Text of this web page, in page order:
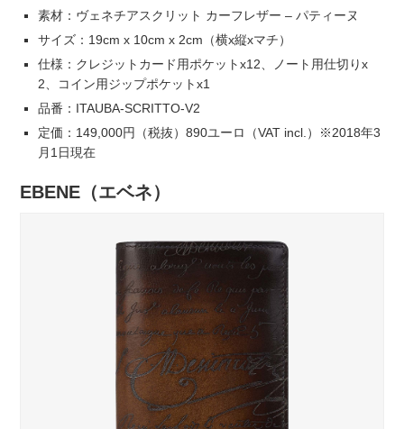
素材：ヴェネチアスクリット カーフレザー – パティーヌ
サイズ：19cm x 10cm x 2cm（横x縦xマチ）
仕様：クレジットカード用ポケットx12、ノート用仕切りx
2、コイン用ジップポケットx1
品番：ITAUBA-SCRITTO-V2
定価：149,000円（税抜）890ユーロ（VAT incl.）※2018年3
月1日現在
EBENE（エベネ）